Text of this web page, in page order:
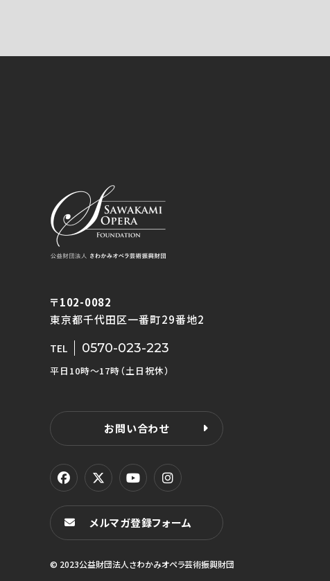
〒102-0082
東京都千代田区一番町29番地2
TEL 0570-023-223
平日10時〜17時（土日祝休）
お問い合わせ
メルマガ登録フォーム
© 2023公益財団法人さわかみオペラ芸術振興財団